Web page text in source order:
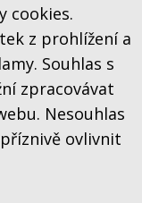
cookies.
z prohlížení a
Souhlas s
zpracovávat
Nesouhlas
ovlivnit